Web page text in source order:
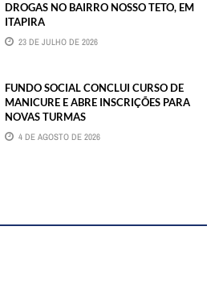
DROGAS NO BAIRRO NOSSO TETO, EM
ITAPIRA
23 DE JULHO DE 2026
FUNDO SOCIAL CONCLUI CURSO DE
MANICURE E ABRE INSCRIÇÕES PARA
NOVAS TURMAS
4 DE AGOSTO DE 2026